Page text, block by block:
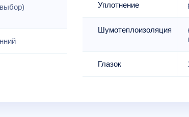
Уплотнение
Шумотеплоизоляция
Глазок